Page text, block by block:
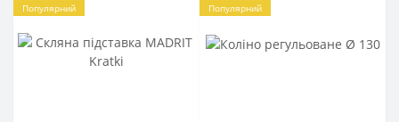
Популярний Популярний